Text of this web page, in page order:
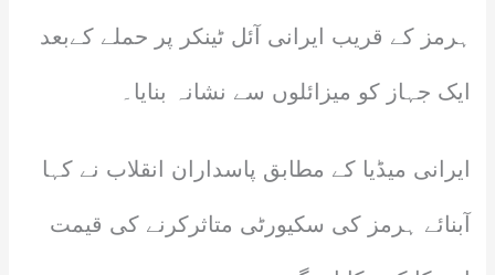
ہرمز کے قریب ایرانی آئل ٹینکر پر حملے کےبعد
ایک جہاز کو میزائلوں سے نشانہ بنایا۔
ایرانی میڈیا کے مطابق پاسداران انقلاب نے کہا
آبنائے ہرمز کی سکیورٹی متاثرکرنے کی قیمت